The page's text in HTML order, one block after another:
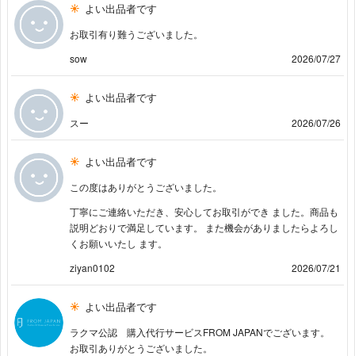
よい出品者です
お取引有り難うございました。
sow
2026/07/27
よい出品者です
スー 2026/07/26
よい出品者です
この度はありがとうございました。
丁寧にご連絡いただき、安心してお取引ができ ました。商品も
説明どおりで満足しています。 また機会がありましたらよろし
くお願いいたし ます。
ziyan0102
2026/07/21
よい出品者です
ラクマ公認 購入代行サービスFROM JAPANでございます。
お取引ありがとうございました。